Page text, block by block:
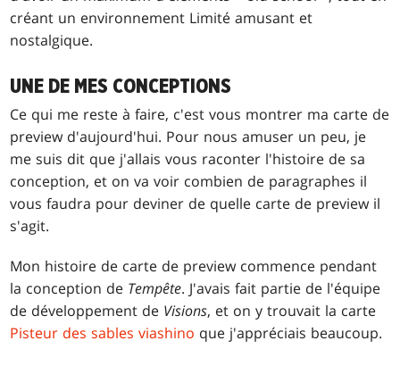
créant un environnement Limité amusant et
nostalgique.
UNE DE MES CONCEPTIONS
Ce qui me reste à faire, c'est vous montrer ma carte de
preview d'aujourd'hui. Pour nous amuser un peu, je
me suis dit que j'allais vous raconter l'histoire de sa
conception, et on va voir combien de paragraphes il
vous faudra pour deviner de quelle carte de preview il
s'agit.
Mon histoire de carte de preview commence pendant
la conception de Tempête. J'avais fait partie de l'équipe
de développement de Visions, et on y trouvait la carte
Pisteur des sables viashino que j'appréciais beaucoup.